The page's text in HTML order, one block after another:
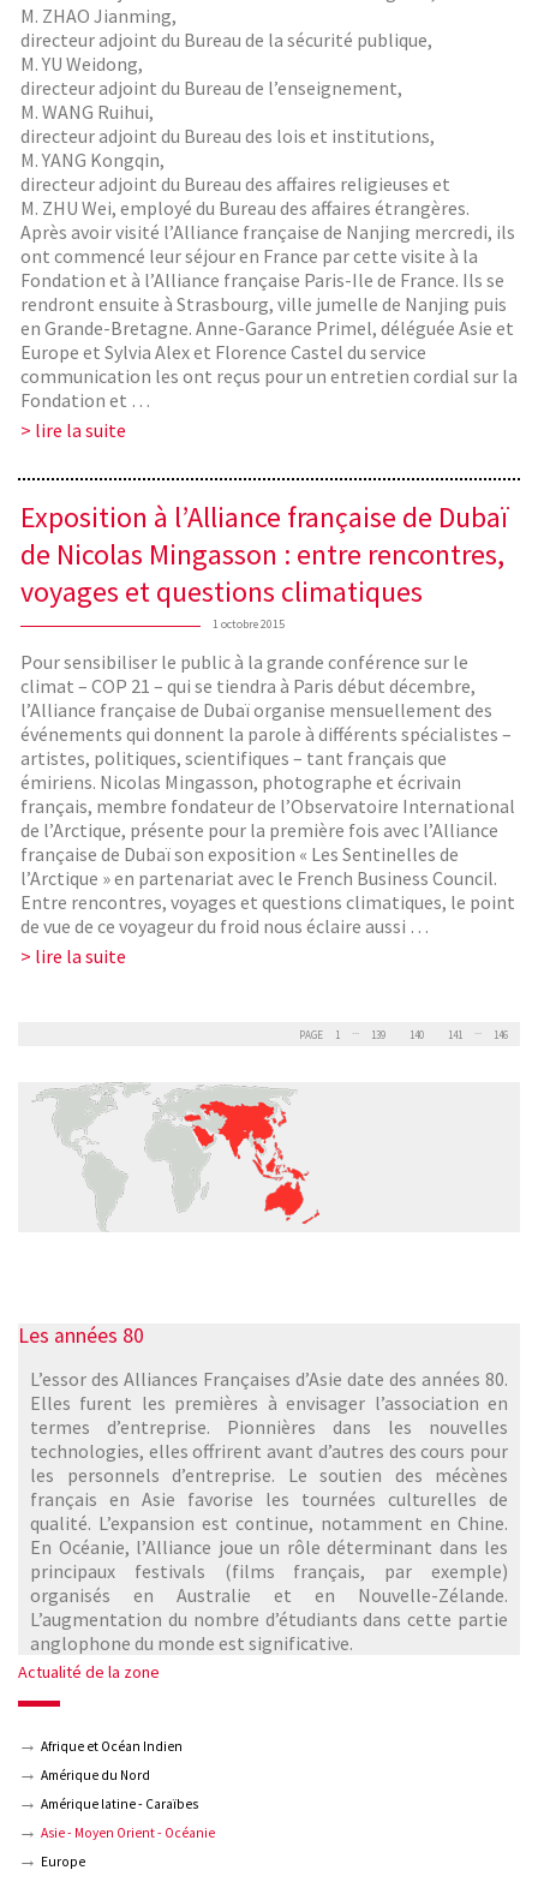
Actualité de la zone
Afrique et Océan Indien
Amérique du Nord
Amérique latine - Caraïbes
Asie - Moyen Orient - Océanie
Europe
M. ZHAO Jianming,
directeur adjoint du Bureau de la sécurité publique,
M. YU Weidong,
directeur adjoint du Bureau de l’enseignement,
M. WANG Ruihui,
directeur adjoint du Bureau des lois et institutions,
M. YANG Kongqin,
directeur adjoint du Bureau des affaires religieuses et
M. ZHU Wei, employé du Bureau des affaires étrangères.
Après avoir visité l’Alliance française de Nanjing mercredi, ils
ont commencé leur séjour en France par cette visite à la
Fondation et à l’Alliance française Paris-Ile de France. Ils se
rendront ensuite à Strasbourg, ville jumelle de Nanjing puis
en Grande-Bretagne. Anne-Garance Primel, déléguée Asie et
Europe et Sylvia Alex et Florence Castel du service
communication les ont reçus pour un entretien cordial sur la
Fondation et …
> lire la suite
Exposition à l’Alliance française de Dubaï
de Nicolas Mingasson : entre rencontres,
voyages et questions climatiques
1 octobre 2015
Pour sensibiliser le public à la grande conférence sur le
climat – COP 21 – qui se tiendra à Paris début décembre,
l’Alliance française de Dubaï organise mensuellement des
événements qui donnent la parole à différents spécialistes –
artistes, politiques, scientifiques – tant français que
émiriens. Nicolas Mingasson, photographe et écrivain
français, membre fondateur de l’Observatoire International
de l’Arctique, présente pour la première fois avec l’Alliance
française de Dubaï son exposition « Les Sentinelles de
l’Arctique » en partenariat avec le French Business Council.
Entre rencontres, voyages et questions climatiques, le point
de vue de ce voyageur du froid nous éclaire aussi …
> lire la suite
PAGE 1 139 140 141 146
Les années 80
L’essor des Alliances Françaises d’Asie date des années 80.
Elles furent les premières à envisager l’association en
termes d’entreprise. Pionnières dans les nouvelles
technologies, elles offrirent avant d’autres des cours pour
les personnels d’entreprise. Le soutien des mécènes
français en Asie favorise les tournées culturelles de
qualité. L’expansion est continue, notamment en Chine.
En Océanie, l’Alliance joue un rôle déterminant dans les
principaux festivals (films français, par exemple)
organisés en Australie et en Nouvelle-Zélande.
L’augmentation du nombre d’étudiants dans cette partie
anglophone du monde est significative.